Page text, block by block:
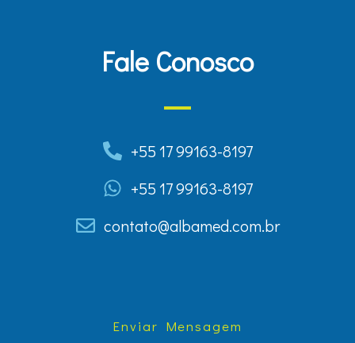
Fale Conosco
+55 17 99163-8197
+55 17 99163-8197
contato@albamed.com.br
Enviar Mensagem